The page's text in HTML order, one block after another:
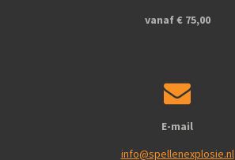
vanaf € 75,00
E-mail
info@spellenexplosie.nl